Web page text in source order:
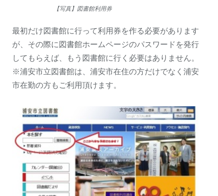
【写真】図書館利用券
最初だけ図書館に行って利用券を作る必要があります
が、その際に図書館ホームページのパスワードを発行
してもらえば、もう図書館に行く必要はありません。
※浦安市立図書館は、浦安市在住の方だけでなく浦安
市在勤の方もご利用頂けます。